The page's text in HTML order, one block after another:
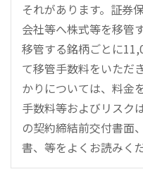
それがあります。証券
会社等へ株式等を移管
移管する銘柄ごとに
て移管手数料をいただ
かりについては、料金
手数料等およびリスク
の契約締結前交付書面
書、等をよくお読みく